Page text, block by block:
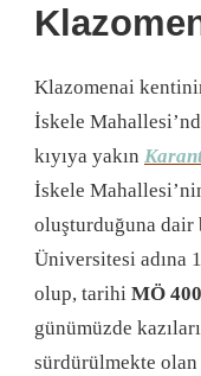
Klazomenai
İskele
kıyıya yakın
İskele
oluşturduğuna dair
Üniversitesi adına
olup, tarihi MÖ
günümüzde
sürdürülmekte olan